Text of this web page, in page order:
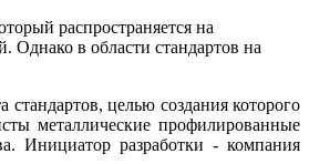
распространяется на
Однако в области стандартов на
целью создания которого
металлические профилированные
Инициатор разработки - компания